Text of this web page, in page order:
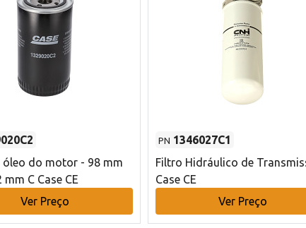
óleo do motor - 98 mm
mm C Case CE
Ver Preço
PN 1346027C1
Filtro Hidráulico de
Case CE
Ver Preço